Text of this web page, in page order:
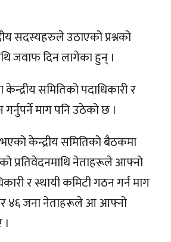
सदस्यहरुले उठाएको प्रश्नको
जवाफ दिन लागेका हुन् ।
समितिको पदाधिकारी र
माग पनि उठेको छ ।
केन्द्रीय समितिको बैठकमा
प्रतिवेदनमाथि नेताहरूले आफ्नो
र स्थायी कमिटी गठन गर्न माग
४६ जना नेताहरूले आ आफ्नो